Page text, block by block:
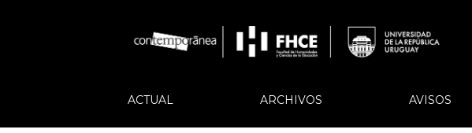
ACTUAL ARCHIVOS AVISOS